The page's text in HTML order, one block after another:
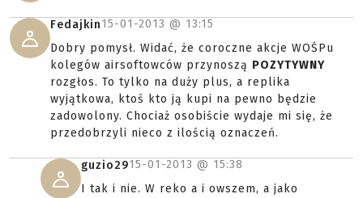
Fedajkin15-01-2013 @ 13:15
Dobry pomysł. Widać, że coroczne akcje WOŚPu
kolegów airsoftowców przynoszą POZYTYWNY
rozgłos. To tylko na duży plus, a replika
wyjątkowa, ktoś kto ją kupi na pewno będzie
zadowolony. Chociaż osobiście wydaje mi się, że
przedobrzyli nieco z ilością oznaczeń.
guzio2915-01-2013 @ 15:38
I tak i nie. W reko a i owszem, a jako